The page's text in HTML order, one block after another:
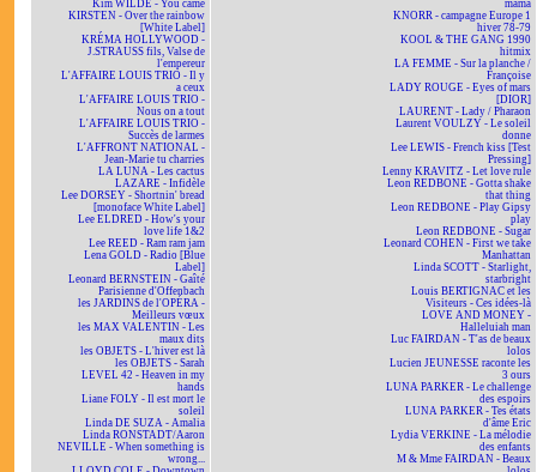
Kim WILDE - You came
KIRSTEN - Over the rainbow
[White Label]
KRÉMA HOLLYWOOD -
J.STRAUSS fils, Valse de
l'empereur
L'AFFAIRE LOUIS TRIO - Il y
a ceux
L'AFFAIRE LOUIS TRIO -
Nous on a tout
L'AFFAIRE LOUIS TRIO -
Succès de larmes
L'AFFRONT NATIONAL -
Jean-Marie tu charries
LA LUNA - Les cactus
LAZARE - Infidèle
Lee DORSEY - Shortnin' bread
[monoface White Label]
Lee ELDRED - How's your
love life 1&2
Lee REED - Ram ram jam
Lena GOLD - Radio [Blue
Label]
Leonard BERNSTEIN - Gaîté
Parisienne d'Offenbach
les JARDINS de l'OPÉRA -
Meilleurs vœux
les MAX VALENTIN - Les
maux dits
les OBJETS - L'hiver est là
les OBJETS - Sarah
LEVEL 42 - Heaven in my
hands
Liane FOLY - Il est mort le
soleil
Linda DE SUZA - Amalia
Linda RONSTADT/Aaron
NEVILLE - When something is
wrong...
mama
KNORR - campagne Europe 1
hiver 78-79
KOOL & THE GANG 1990
hitmix
LA FEMME - Sur la planche /
Françoise
LADY ROUGE - Eyes of mars
[DIOR]
LAURENT - Lady / Pharaon
Laurent VOULZY - Le soleil
donne
Lee LEWIS - French kiss [Test
Pressing]
Lenny KRAVITZ - Let love rule
Leon REDBONE - Gotta shake
that thing
Leon REDBONE - Play Gipsy
play
Leon REDBONE - Sugar
Leonard COHEN - First we take
Manhattan
Linda SCOTT - Starlight,
starbright
Louis BERTIGNAC et les
Visiteurs - Ces idées-là
LOVE AND MONEY -
Halleluiah man
Luc FAIRDAN - T'as de beaux
lolos
Lucien JEUNESSE raconte les
3 ours
LUNA PARKER - Le challenge
des espoirs
LUNA PARKER - Tes états
d'âme Eric
Lydia VERKINE - La mélodie
des enfants
M & Mme FAIRDAN - Beaux